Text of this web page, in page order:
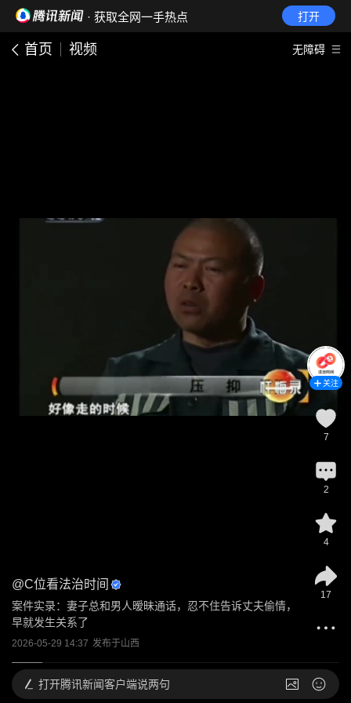
· 获取全网一手热点 打开
首页 视频 无障碍
@C位看法治时间
案件实录：妻子总和男人暧昧通话，忍不住告诉丈夫偷情，
早就发生关系了
2026-05-29 14:37 发布于山西
关注
7
2
4
17
打开腾讯新闻客户端说两句